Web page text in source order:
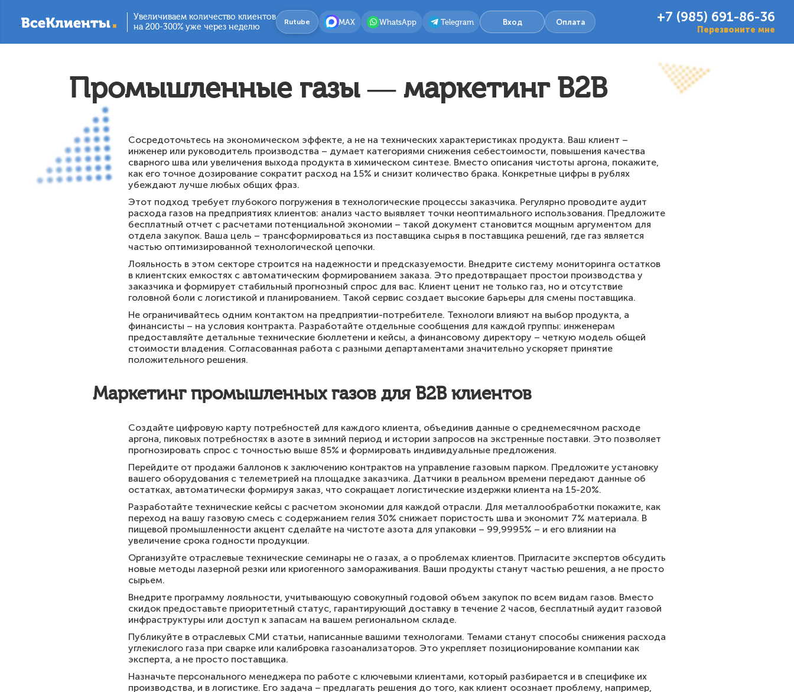
Увеличиваем количество клиентов
на 200-300% уже через неделю
+7 (985) 691-86-36
Перезвоните мне
Rutube MAX WhatsApp Telegram Вход Оплата
Промышленные газы — маркетинг B2B
Сосредоточьтесь на экономическом эффекте, а не на технических характеристиках продукта. Ваш клиент –
инженер или руководитель производства – думает категориями снижения себестоимости, повышения качества
сварного шва или увеличения выхода продукта в химическом синтезе. Вместо описания чистоты аргона, покажите,
как его точное дозирование сократит расход на 15% и снизит количество брака. Конкретные цифры в рублях
убеждают лучше любых общих фраз.
Этот подход требует глубокого погружения в технологические процессы заказчика. Регулярно проводите аудит
расхода газов на предприятиях клиентов: анализ часто выявляет точки неоптимального использования. Предложите
бесплатный отчет с расчетами потенциальной экономии – такой документ становится мощным аргументом для
отдела закупок. Ваша цель – трансформироваться из поставщика сырья в поставщика решений, где газ является
частью оптимизированной технологической цепочки.
Лояльность в этом секторе строится на надежности и предсказуемости. Внедрите систему мониторинга остатков
в клиентских емкостях с автоматическим формированием заказа. Это предотвращает простои производства у
заказчика и формирует стабильный прогнозный спрос для вас. Клиент ценит не только газ, но и отсутствие
головной боли с логистикой и планированием. Такой сервис создает высокие барьеры для смены поставщика.
Не ограничивайтесь одним контактом на предприятии-потребителе. Технологи влияют на выбор продукта, а
финансисты – на условия контракта. Разработайте отдельные сообщения для каждой группы: инженерам
предоставляйте детальные технические бюллетени и кейсы, а финансовому директору – четкую модель общей
стоимости владения. Согласованная работа с разными департаментами значительно ускоряет принятие
положительного решения.
Маркетинг промышленных газов для B2B клиентов
Создайте цифровую карту потребностей для каждого клиента, объединив данные о среднемесячном расходе
аргона, пиковых потребностях в азоте в зимний период и истории запросов на экстренные поставки. Это позволяет
прогнозировать спрос с точностью выше 85% и формировать индивидуальные предложения.
Перейдите от продажи баллонов к заключению контрактов на управление газовым парком. Предложите установку
вашего оборудования с телеметрией на площадке заказчика. Датчики в реальном времени передают данные об
остатках, автоматически формируя заказ, что сокращает логистические издержки клиента на 15-20%.
Разработайте технические кейсы с расчетом экономии для каждой отрасли. Для металлообработки покажите, как
переход на вашу газовую смесь с содержанием гелия 30% снижает пористость шва и экономит 7% материала. В
пищевой промышленности акцент сделайте на чистоте азота для упаковки – 99,9995% – и его влиянии на
увеличение срока годности продукции.
Организуйте отраслевые технические семинары не о газах, а о проблемах клиентов. Пригласите экспертов обсудить
новые методы лазерной резки или криогенного замораживания. Ваши продукты станут частью решения, а не просто
сырьем.
Внедрите программу лояльности, учитывающую совокупный годовой объем закупок по всем видам газов. Вместо
скидок предоставьте приоритетный статус, гарантирующий доставку в течение 2 часов, бесплатный аудит газовой
инфраструктуры или доступ к запасам на вашем региональном складе.
Публикуйте в отраслевых СМИ статьи, написанные вашими технологами. Темами станут способы снижения расхода
углекислого газа при сварке или калибровка газоанализаторов. Это укрепляет позиционирование компании как
эксперта, а не просто поставщика.
Назначьте персонального менеджера по работе с ключевыми клиентами, который разбирается и в специфике их
производства, и в логистике. Его задача – предлагать решения до того, как клиент осознает проблему, например,